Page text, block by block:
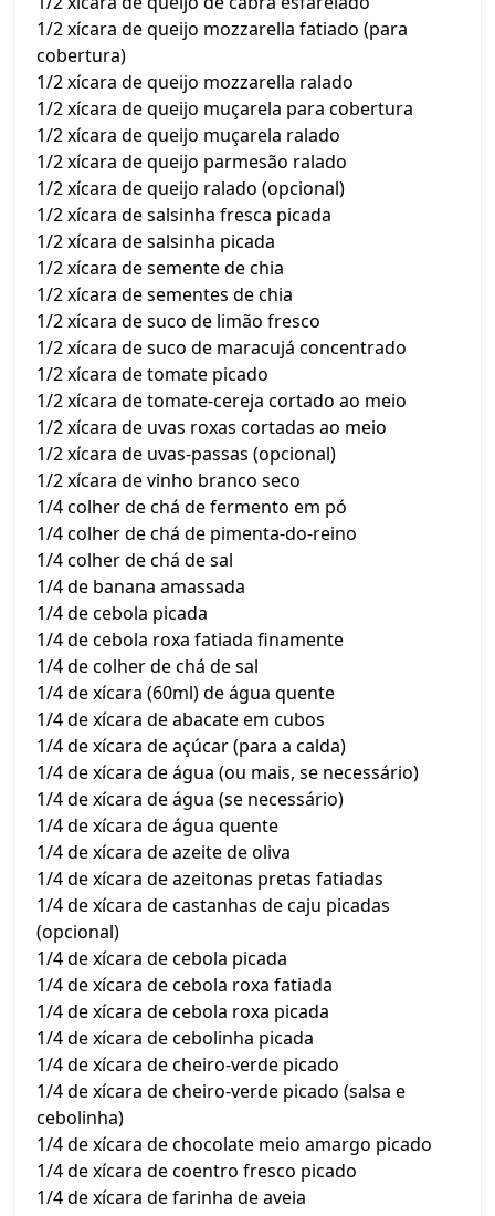
1/2 xícara de queijo mozzarella fatiado (para
cobertura)
1/2 xícara de queijo mozzarella ralado
1/2 xícara de queijo muçarela para cobertura
1/2 xícara de queijo muçarela ralado
1/2 xícara de queijo parmesão ralado
1/2 xícara de queijo ralado (opcional)
1/2 xícara de salsinha fresca picada
1/2 xícara de salsinha picada
1/2 xícara de semente de chia
1/2 xícara de sementes de chia
1/2 xícara de suco de limão fresco
1/2 xícara de suco de maracujá concentrado
1/2 xícara de tomate picado
1/2 xícara de tomate-cereja cortado ao meio
1/2 xícara de uvas roxas cortadas ao meio
1/2 xícara de uvas-passas (opcional)
1/2 xícara de vinho branco seco
1/4 colher de chá de fermento em pó
1/4 colher de chá de pimenta-do-reino
1/4 colher de chá de sal
1/4 de banana amassada
1/4 de cebola picada
1/4 de cebola roxa fatiada finamente
1/4 de colher de chá de sal
1/4 de xícara (60ml) de água quente
1/4 de xícara de abacate em cubos
1/4 de xícara de açúcar (para a calda)
1/4 de xícara de água (ou mais, se necessário)
1/4 de xícara de água (se necessário)
1/4 de xícara de água quente
1/4 de xícara de azeite de oliva
1/4 de xícara de azeitonas pretas fatiadas
1/4 de xícara de castanhas de caju picadas
(opcional)
1/4 de xícara de cebola picada
1/4 de xícara de cebola roxa fatiada
1/4 de xícara de cebola roxa picada
1/4 de xícara de cebolinha picada
1/4 de xícara de cheiro-verde picado
1/4 de xícara de cheiro-verde picado (salsa e
cebolinha)
1/4 de xícara de chocolate meio amargo picado
1/4 de xícara de coentro fresco picado
1/4 de xícara de farinha de aveia